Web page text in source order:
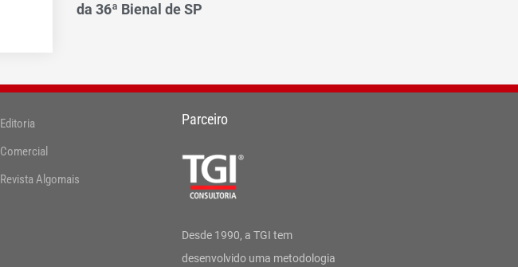
da 36ª Bienal de SP
Editoria
Comercial
Revista Algomais
Parceiro
Desde 1990, a TGI tem
desenvolvido uma metodologia